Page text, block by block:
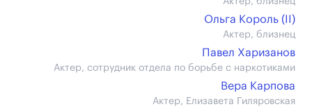
Ольга Король (II)
Актер, близнец
Павел Харизанов
Актер, сотрудник отдела по борьбе с наркотиками
Вера Карпова
Актер, Елизавета Гиляровская